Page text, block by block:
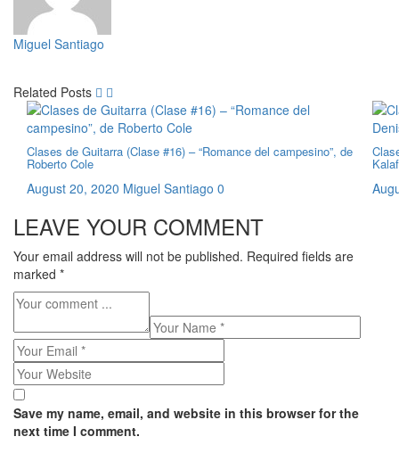
Miguel Santiago
Related Posts
Clases de Guitarra (Clase #16) – “Romance del campesino”, de
Roberto Cole
August 20, 2020 Miguel Santiago 0
LEAVE YOUR COMMENT
Your email address will not be published. Required fields are
marked *
Save my name, email, and website in this browser for the
next time I comment.